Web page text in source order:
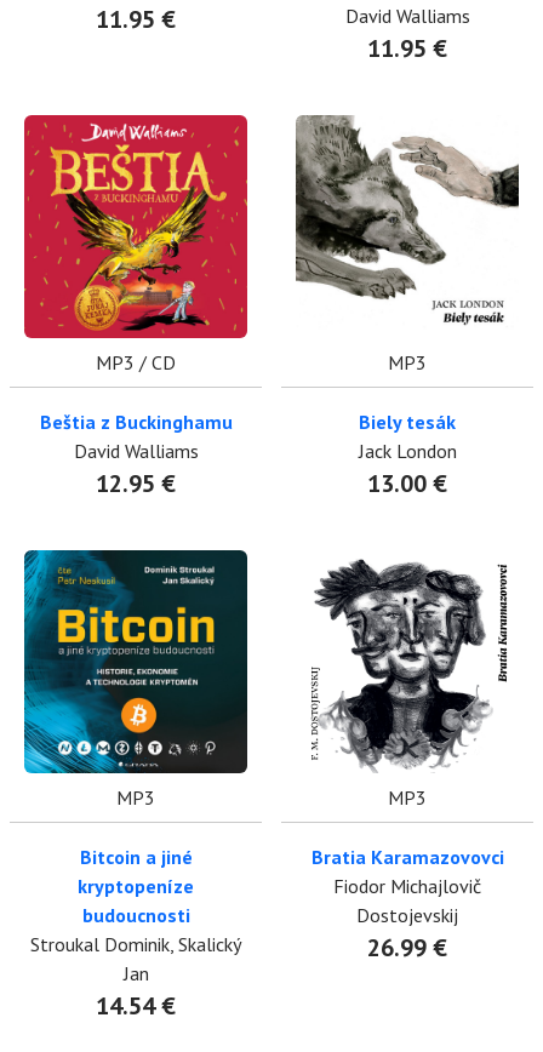
11.95 €
David Walliams
11.95 €
MP3 / CD
Beštia z Buckinghamu
David Walliams
12.95 €
MP3
Biely tesák
Jack London
13.00 €
MP3
Bitcoin a jiné
kryptopeníze
budoucnosti
Stroukal Dominik, Skalický
Jan
14.54 €
MP3
Bratia Karamazovovci
Fiodor Michajlovič
Dostojevskij
26.99 €